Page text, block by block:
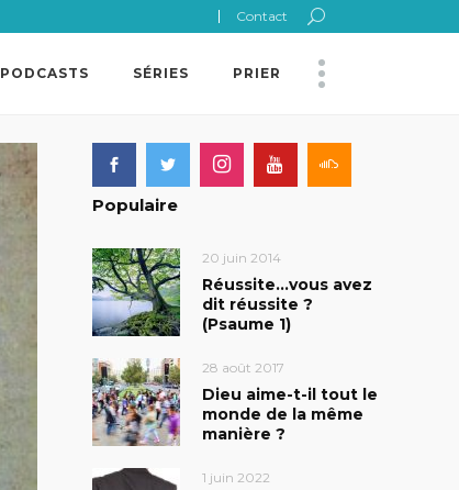
Contact
PODCASTS SÉRIES PRIER
Populaire
20 juin 2014
Réussite…vous avez
dit réussite ?
(Psaume 1)
28 août 2017
Dieu aime-t-il tout le
monde de la même
manière ?
1 juin 2022